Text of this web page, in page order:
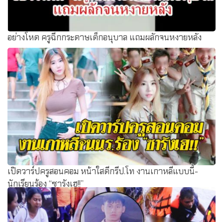
อย่างโหด ครูฉีกกระดาษเด็กอนุบาล แถมผลักจนหงายหลัง
เปิดวาร์ปครูสอนคอม หน้าใสดีกรีป.โท งานเกาหลีแบบนี้-
นักเรียนร้อง “ซารังเฮ!!”